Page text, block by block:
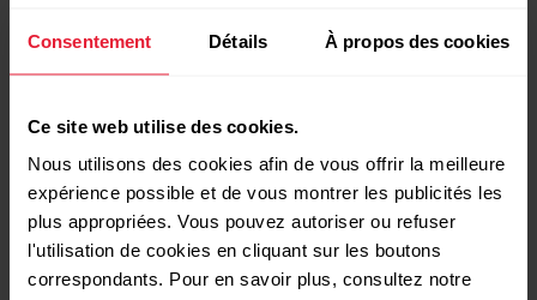
Consentement Détails À propos des cookies
Ce site web utilise des cookies.
Nous utilisons des cookies afin de vous offrir la meilleure
expérience possible et de vous montrer les publicités les
plus appropriées. Vous pouvez autoriser ou refuser
l'utilisation de cookies en cliquant sur les boutons
correspondants. Pour en savoir plus, consultez notre